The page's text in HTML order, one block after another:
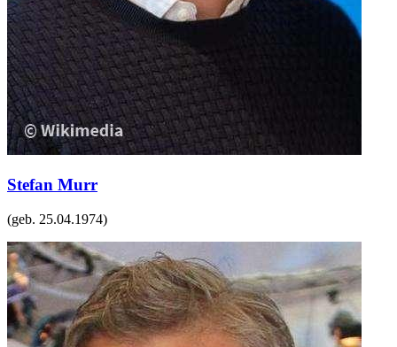
Stefan Murr
(geb. 25.04.1974)